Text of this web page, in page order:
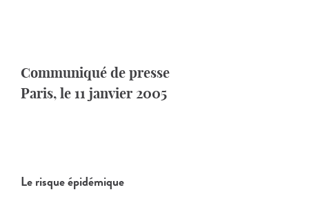
Communiqué de presse
Paris, le 11 janvier 2005
Le risque épidémique